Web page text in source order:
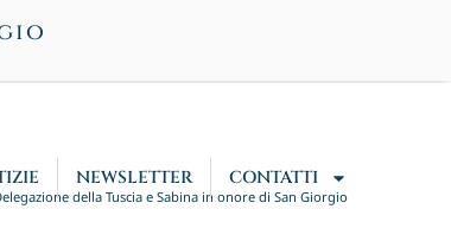
NEWSLETTER CONTATTI
della Tuscia e Sabina in onore di San Giorgio